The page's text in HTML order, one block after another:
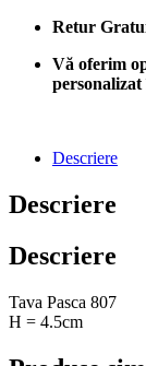
20cm,
bucati/cutie
Retur
Vă oferim
personalizat
Descriere
Descriere
Descriere
Tava Pasca 807
H = 4.5cm